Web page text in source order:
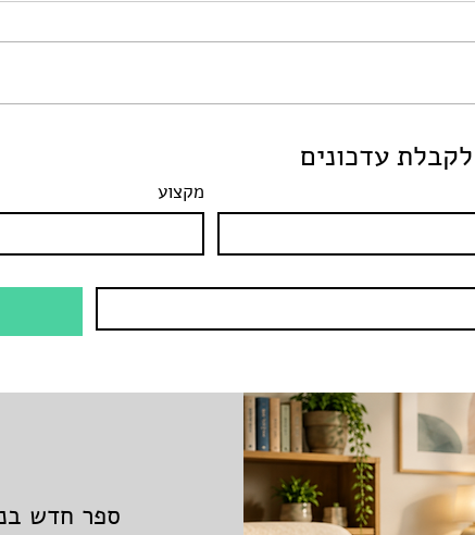
משמעות לאחר יציאה מקשר
ספר חדש
עדכונים
מקצוע